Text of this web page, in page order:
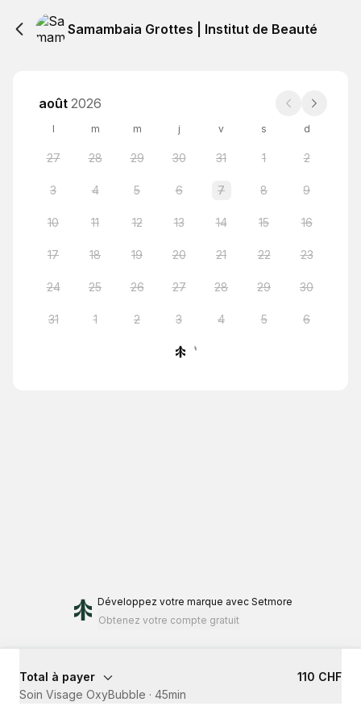
Samambaia Grottes | Institut de Beauté
août 2026
l m m j v s d
27 28 29 30 31 1 2
3 4 5 6 7 8 9
10 11 12 13 14 15 16
17 18 19 20 21 22 23
24 25 26 27 28 29 30
31 1 2 3 4 5 6
Développez votre marque avec Setmore
Obtenez votre compte gratuit
Total à payer
110 CHF
Soin Visage OxyBubble · 45min